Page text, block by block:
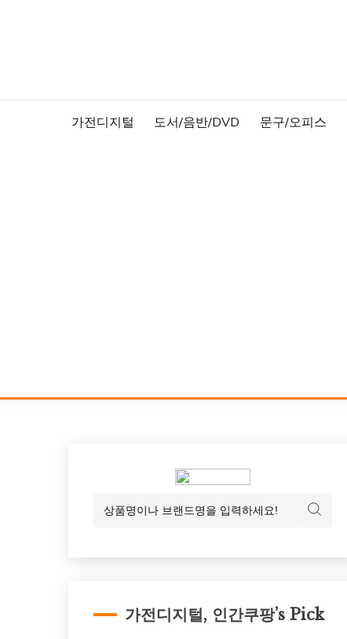
가전디지털 도서/음반/DVD 문구/오피스
가전디지털, 인간쿠팡’s Pick